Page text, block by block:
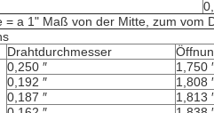
a 1" Maß von der Mitte, zum vom
Drahtdurchmesser
0,250 ″
1,750
0,192 ″
1,808
0,187 ″
1,813